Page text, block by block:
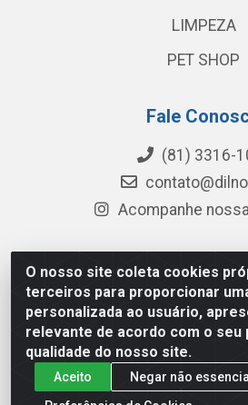
O nosso site coleta cookies
terceiros para proporcionar
personalizada ao usuário,
relevante de acordo com o
qualidade do nosso site.
Aceito
Negar não
LIMPEZA
PET SHOP
Fale
(81) 3316-
Acompanhe
Dilnor Distribuidora - Rua Professor
975 - Iputinga - Recife/PE - CEP
04.054.534/0001-